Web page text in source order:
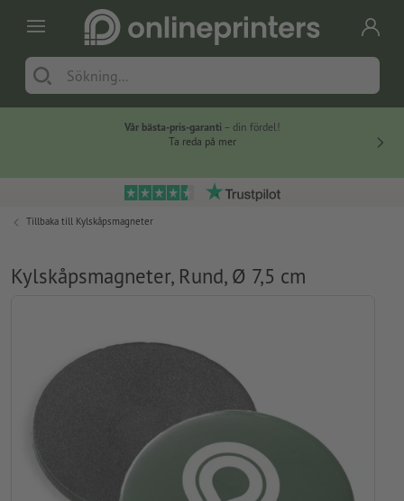
Vår bästa-pris-garanti – din fördel!
Ta reda på mer
Tillbaka till Kylskåpsmagneter
Kylskåpsmagneter, Rund, Ø 7,5 cm